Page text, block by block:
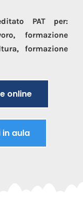
PAT per:
formazione
formazione
online
aula